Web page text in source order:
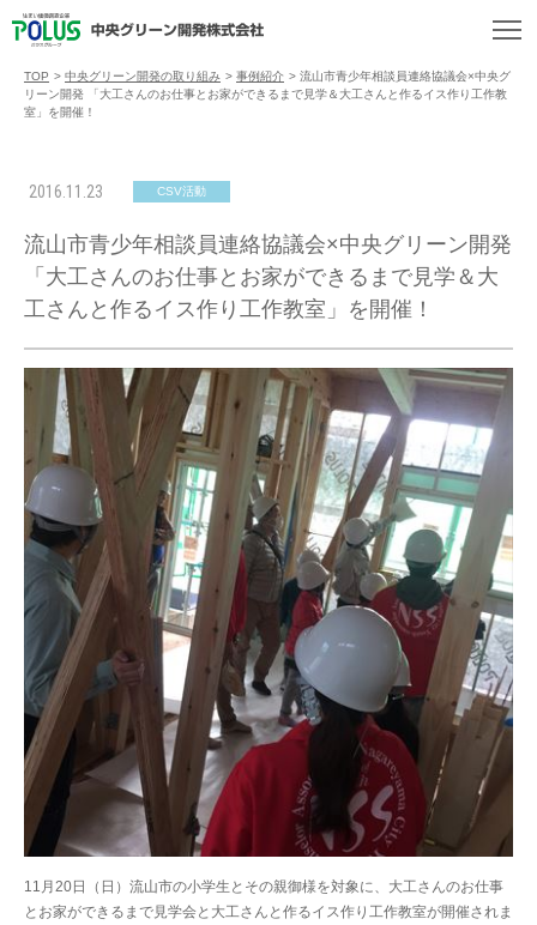
TOP > 中央グリーン開発の取り組み > 事例紹介 > 流山市青少年相談員連絡協議会×中央グ
リーン開発 「大工さんのお仕事とお家ができるまで見学＆大工さんと作るイス作り工作教
室」を開催！
2016.11.23 CSV活動
流山市青少年相談員連絡協議会×中央グリーン開発
「大工さんのお仕事とお家ができるまで見学＆大
工さんと作るイス作り工作教室」を開催！
11月20日（日）流山市の小学生とその親御様を対象に、大工さんのお仕事
とお家ができるまで見学会と大工さんと作るイス作り工作教室が開催されま